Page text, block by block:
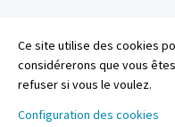
Ce site utilise des cookies
considérerons que vous
refuser si vous le voulez.
Configuration des cookies